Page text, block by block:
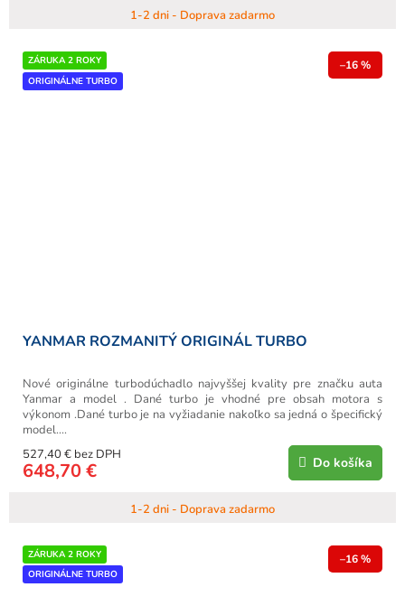
1-2 dni - Doprava zadarmo
ZÁRUKA 2 ROKY
ORIGINÁLNE TURBO
–16 %
YANMAR ROZMANITÝ ORIGINÁL TURBO
1-2 dni - Doprava zadarmo
527,40 € bez DPH
648,70 € Do košíka
Nové originálne turbodúchadlo najvyššej kvality pre značku auta
Yanmar a model . Dané turbo je vhodné pre obsah motora s
výkonom .Dané turbo je na vyžiadanie nakoľko sa jedná o špecifický
model....
ZÁRUKA 2 ROKY
ORIGINÁLNE TURBO
–16 %